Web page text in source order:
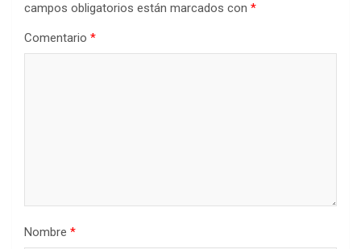
campos obligatorios están marcados con *
Comentario *
Nombre *